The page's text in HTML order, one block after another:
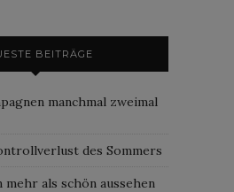
BEITRÄGE
manchmal zweimal
des Sommers
als schön aussehen